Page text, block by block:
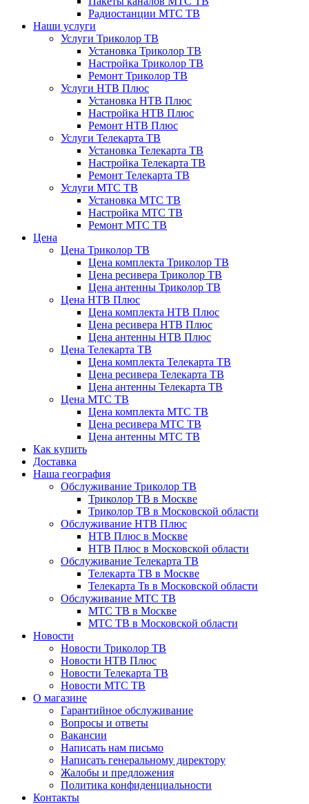
Радиостанции МТС ТВ
Наши услуги
Услуги Триколор ТВ
Установка Триколор ТВ
Настройка Триколор ТВ
Ремонт Триколор ТВ
Услуги НТВ Плюс
Установка НТВ Плюс
Настройка НТВ Плюс
Ремонт НТВ Плюс
Услуги Телекарта ТВ
Установка Телекарта ТВ
Настройка Телекарта ТВ
Ремонт Телекарта ТВ
Услуги МТС ТВ
Установка МТС ТВ
Настройка МТС ТВ
Ремонт МТС ТВ
Цена
Цена Триколор ТВ
Цена комплекта Триколор ТВ
Цена ресивера Триколор ТВ
Цена антенны Триколор ТВ
Цена НТВ Плюс
Цена комплекта НТВ Плюс
Цена ресивера НТВ Плюс
Цена антенны НТВ Плюс
Цена Телекарта ТВ
Цена комплекта Телекарта ТВ
Цена ресивера Телекарта ТВ
Цена антенны Телекарта ТВ
Цена МТС ТВ
Цена комплекта МТС ТВ
Цена ресивера МТС ТВ
Цена антенны МТС ТВ
Как купить
Доставка
Наша география
Обслуживание Триколор ТВ
Триколор ТВ в Москве
Триколор ТВ в Московской области
Обслуживание НТВ Плюс
НТВ Плюс в Москве
НТВ Плюс в Московской области
Обслуживание Телекарта ТВ
Телекарта ТВ в Москве
Телекарта Тв в Московской области
Обслуживание МТС ТВ
МТС ТВ в Москве
МТС ТВ в Московской области
Новости
Новости Триколор ТВ
Новости НТВ Плюс
Новости Телекарта ТВ
Новости МТС ТВ
О магазине
Гарантийное обслуживание
Вопросы и ответы
Вакансии
Написать нам письмо
Написать генеральному директору
Жалобы и предложения
Политика конфиденциальности
Контакты